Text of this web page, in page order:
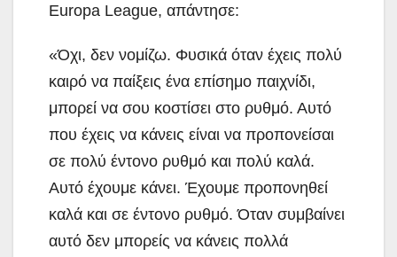
Europa League, απάντησε:
«Όχι, δεν νομίζω. Φυσικά όταν έχεις πολύ
καιρό να παίξεις ένα επίσημο παιχνίδι,
μπορεί να σου κοστίσει στο ρυθμό. Αυτό
που έχεις να κάνεις είναι να προπονείσαι
σε πολύ έντονο ρυθμό και πολύ καλά.
Αυτό έχουμε κάνει. Έχουμε προπονηθεί
καλά και σε έντονο ρυθμό. Όταν συμβαίνει
αυτό δεν μπορείς να κάνεις πολλά